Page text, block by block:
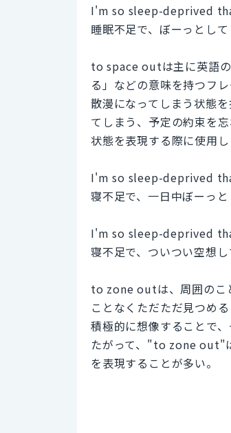
I'm so sleep-deprived
睡眠不足で、ぼーっとして
to space outは主に英語
る」などの意味を持つフ
散漫になってしまう状態
てしまう、予定の約束を
状態を表現する際に使用し
I'm so sleep-deprived
寝不足で、一日中ぼーっと
I'm so sleep-deprived
寝不足で、ついつい空想し
to zone outは、周囲のこ
ことなくただただ見つめ
積極的に想像することで
たがって、"to zone out"
を表現することが多い。